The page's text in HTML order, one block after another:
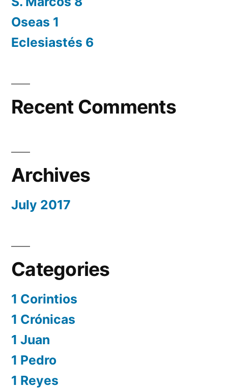
Oseas 1
Eclesiastés 6
Recent Comments
Archives
July 2017
Categories
1 Corintios
1 Crónicas
1 Juan
1 Pedro
1 Reyes